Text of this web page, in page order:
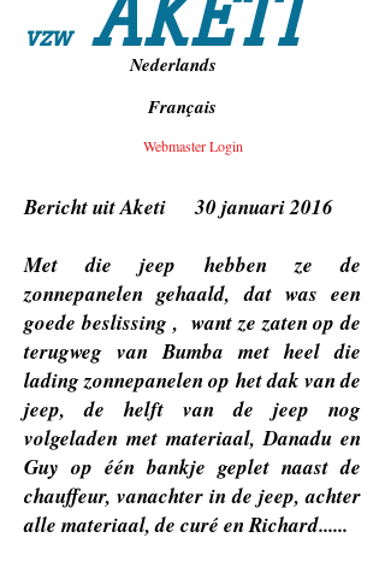
vzw
Nederlands
Français
Webmaster Login
Bericht uit Aketi 30 januari 2016
Met die jeep hebben ze de
zonnepanelen gehaald, dat was een
goede beslissing , want ze zaten op de
terugweg van Bumba met heel die
lading zonnepanelen op het dak van de
jeep, de helft van de jeep nog
volgeladen met materiaal, Danadu en
Guy op één bankje geplet naast de
chauffeur, vanachter in de jeep, achter
alle materiaal, de curé en Richard......